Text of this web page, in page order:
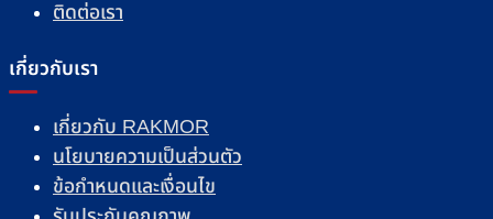
ติดต่อเรา
เกี่ยวกับเรา
เกี่ยวกับ RAKMOR
นโยบายความเป็นส่วนตัว
ข้อกำหนดและเงื่อนไข